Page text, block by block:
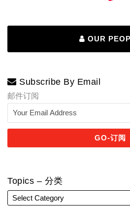
OUR
Subscribe By Email
邮件订阅
Topics – 分类